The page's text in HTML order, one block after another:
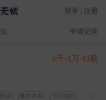
登录 | 注册
申请记录
6千-1万·13薪
训 餐饮补贴
节日福利